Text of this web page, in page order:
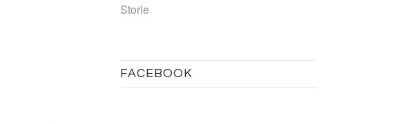
Storie
FACEBOOK